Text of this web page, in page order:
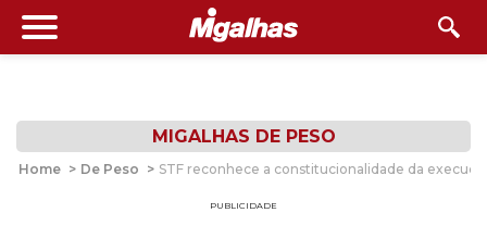
MIGALHAS DE PESO
Home > De Peso > STF reconhece a constitucionalidade da
PUBLICIDADE